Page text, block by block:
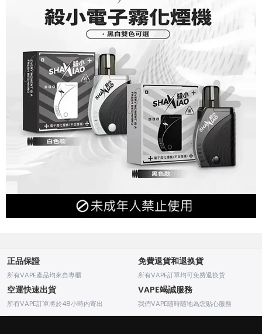
正品保證
所有VAPE產品均來自專櫃
免費退貨和退换貨
所有VAPE訂單均可免费退换货
空運快速出貨
所有VAPE訂單將於48小時内寄出
VAPE竭誠服務
我們VAPE随時随地為您贴心服務